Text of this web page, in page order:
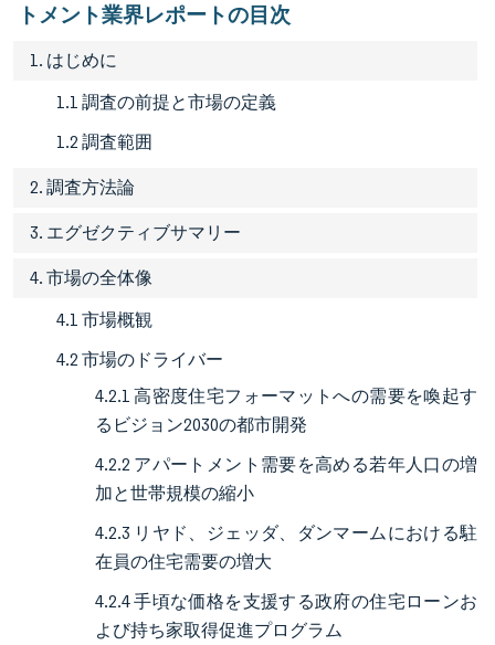
トメント業界レポートの目次
1. はじめに
1.1 調査の前提と市場の定義
1.2 調査範囲
2. 調査方法論
3. エグゼクティブサマリー
4. 市場の全体像
4.1 市場概観
4.2 市場のドライバー
4.2.1 高密度住宅フォーマットへの需要を喚起す
るビジョン2030の都市開発
4.2.2 アパートメント需要を高める若年人口の増
加と世帯規模の縮小
4.2.3 リヤド、ジェッダ、ダンマームにおける駐
在員の住宅需要の増大
4.2.4 手頃な価格を支援する政府の住宅ローンお
よび持ち家取得促進プログラム